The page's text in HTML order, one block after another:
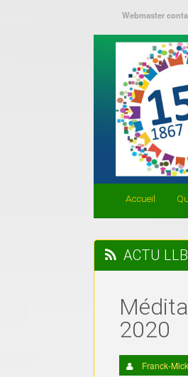
Webmaster
Accueil
ACTU
2020
Franck-